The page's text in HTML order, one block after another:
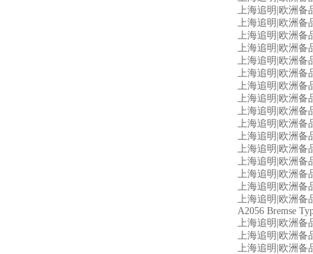
上海追明|欧洲备
上海追明|欧洲备
上海追明|欧洲备
上海追明|欧洲备
上海追明|欧洲备
上海追明|欧洲备
上海追明|欧洲备
上海追明|欧洲备
上海追明|欧洲备
上海追明|欧洲备
上海追明|欧洲备
上海追明|欧洲备
上海追明|欧洲备
上海追明|欧洲备
上海追明|欧洲备
上海追明|欧洲备
A2056 Bremse
上海追明|欧洲备
上海追明|欧洲备
上海追明|欧洲备